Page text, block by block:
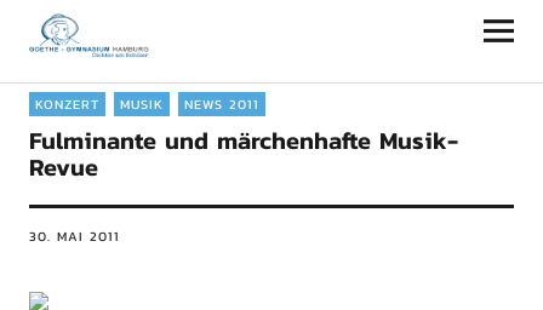
Goethe-Gymnasium Hamburg
KONZERT MUSIK NEWS 2011
Fulminante und märchenhafte Musik-
Revue
30. MAI 2011